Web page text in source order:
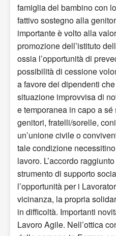
famiglia del bambino con
fattivo sostegno alla
importante è volto alla
promozione dell’istituto
ossia l’opportunità di
possibilità di cessione
a favore dei dipendenti
situazione improvvisa di
e temporanea in capo a
genitori, fratelli/sorelle,
un’unione civile o
tale condizione
lavoro. L’accordo
strumento di supporto
l’opportunità per i
vicinanza, la propria
in difficoltà. Importanti
Lavoro Agile. Nell’ottica